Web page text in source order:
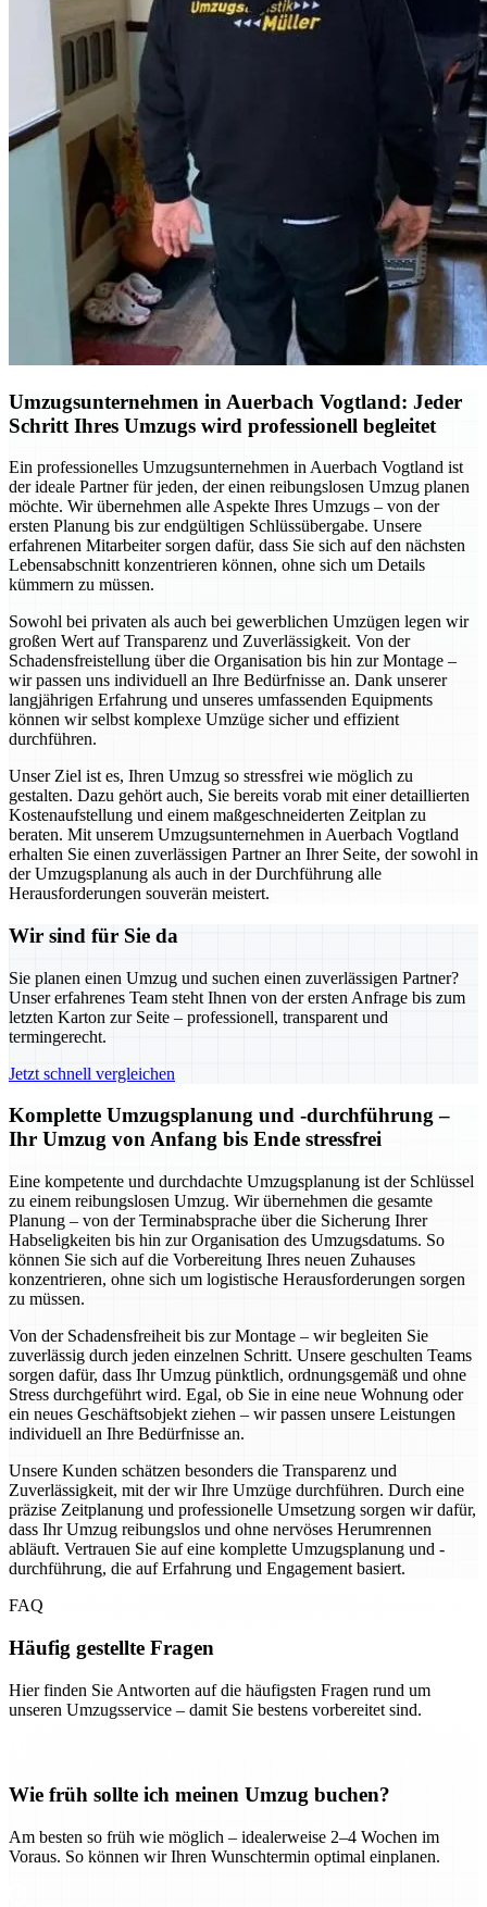
Umzugsunternehmen in Auerbach Vogtland: Jeder
Schritt Ihres Umzugs wird professionell begleitet
Ein professionelles Umzugsunternehmen in Auerbach Vogtland ist
der ideale Partner für jeden, der einen reibungslosen Umzug planen
möchte. Wir übernehmen alle Aspekte Ihres Umzugs – von der
ersten Planung bis zur endgültigen Schlüssübergabe. Unsere
erfahrenen Mitarbeiter sorgen dafür, dass Sie sich auf den nächsten
Lebensabschnitt konzentrieren können, ohne sich um Details
kümmern zu müssen.
Sowohl bei privaten als auch bei gewerblichen Umzügen legen wir
großen Wert auf Transparenz und Zuverlässigkeit. Von der
Schadensfreistellung über die Organisation bis hin zur Montage –
wir passen uns individuell an Ihre Bedürfnisse an. Dank unserer
langjährigen Erfahrung und unseres umfassenden Equipments
können wir selbst komplexe Umzüge sicher und effizient
durchführen.
Unser Ziel ist es, Ihren Umzug so stressfrei wie möglich zu
gestalten. Dazu gehört auch, Sie bereits vorab mit einer detaillierten
Kostenaufstellung und einem maßgeschneiderten Zeitplan zu
beraten. Mit unserem Umzugsunternehmen in Auerbach Vogtland
erhalten Sie einen zuverlässigen Partner an Ihrer Seite, der sowohl in
der Umzugsplanung als auch in der Durchführung alle
Herausforderungen souverän meistert.
Wir sind für Sie da
Sie planen einen Umzug und suchen einen zuverlässigen Partner?
Unser erfahrenes Team steht Ihnen von der ersten Anfrage bis zum
letzten Karton zur Seite – professionell, transparent und
termingerecht.
Jetzt schnell vergleichen
Komplette Umzugsplanung und -durchführung –
Ihr Umzug von Anfang bis Ende stressfrei
Eine kompetente und durchdachte Umzugsplanung ist der Schlüssel
zu einem reibungslosen Umzug. Wir übernehmen die gesamte
Planung – von der Terminabsprache über die Sicherung Ihrer
Habseligkeiten bis hin zur Organisation des Umzugsdatums. So
können Sie sich auf die Vorbereitung Ihres neuen Zuhauses
konzentrieren, ohne sich um logistische Herausforderungen sorgen
zu müssen.
Von der Schadensfreiheit bis zur Montage – wir begleiten Sie
zuverlässig durch jeden einzelnen Schritt. Unsere geschulten Teams
sorgen dafür, dass Ihr Umzug pünktlich, ordnungsgemäß und ohne
Stress durchgeführt wird. Egal, ob Sie in eine neue Wohnung oder
ein neues Geschäftsobjekt ziehen – wir passen unsere Leistungen
individuell an Ihre Bedürfnisse an.
Unsere Kunden schätzen besonders die Transparenz und
Zuverlässigkeit, mit der wir Ihre Umzüge durchführen. Durch eine
präzise Zeitplanung und professionelle Umsetzung sorgen wir dafür,
dass Ihr Umzug reibungslos und ohne nervöses Herumrennen
abläuft. Vertrauen Sie auf eine komplette Umzugsplanung und -
durchführung, die auf Erfahrung und Engagement basiert.
FAQ
Häufig gestellte Fragen
Hier finden Sie Antworten auf die häufigsten Fragen rund um
unseren Umzugsservice – damit Sie bestens vorbereitet sind.
Wie früh sollte ich meinen Umzug buchen?
Am besten so früh wie möglich – idealerweise 2–4 Wochen im
Voraus. So können wir Ihren Wunschtermin optimal einplanen.